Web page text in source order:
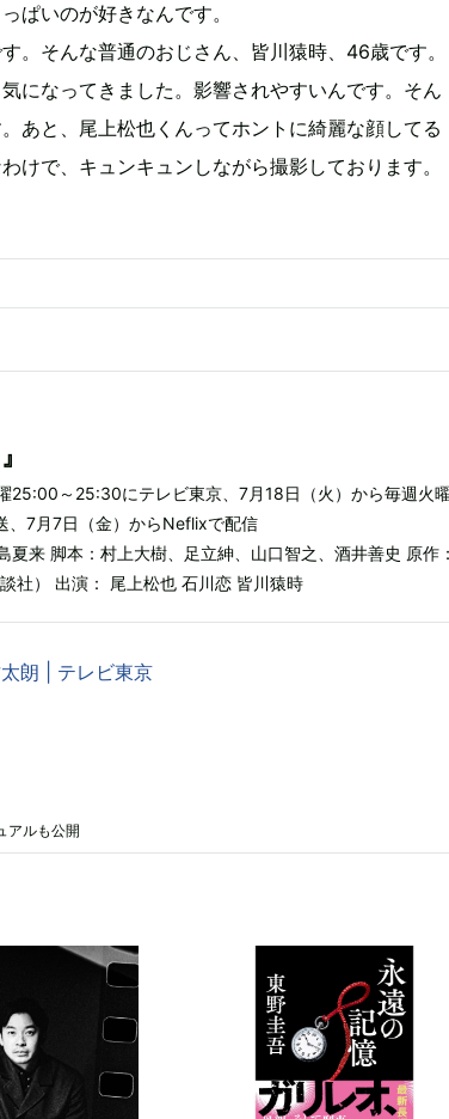
ぱいのが好きなんです。
。そんな普通のおじさん、皆川猿時、46歳です。
になってきました。影響されやすいんです。そん
あと、尾上松也くんってホントに綺麗な顔してる
けで、キュンキュンしながら撮影しております。
25:00～25:30にテレビ東京、7月18日（火）から毎週火
7月7日（金）からNeflixで配信
夏来 脚本：村上大樹、足立紳、山口智之、酒井善史 原作
社） 出演： 尾上松也 石川恋 皆川猿時
朗 | テレビ東京
アルも公開